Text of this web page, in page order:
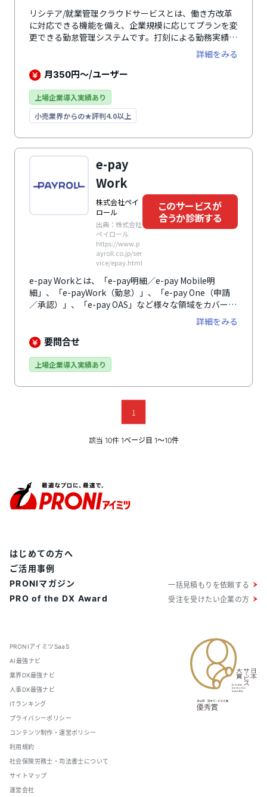
リシテア/就業管理クラウドサービスとは、働き方改革
に対応できる機能を備え、企業規模に応じてプランを変
更できる勤怠管理システムです。打刻による勤務実績が
客観記録と乖離がないか確認できる機能や残業時間の一
覧表示機能、有給休暇取得状況の確認機能などにより、
働き方改革に対応することができます。また、料金プラ
て月額費用と初期費用が設定されているため、自社にあ
ったプランを導入することができます。プラン選定や初
期設定においては担当が必要機能をヒアリングして設計
す。
詳細をみる
月350円～/ユーザー
上場企業導入実績あり
小売業界からの★評判4.0以上
e-pay
Work
株式会社ペイ
ロール
出典：株式会社
ペイロール
https://www.p
ayroll.co.jp/ser
vice/epay.html
このサービスが
合うか診断する
e-pay Workとは、「e-pay明細／e-pay Mobile明
細」、「e-payWork（勤怠）」、「e-pay One（申請
／承認）」、「e-pay OAS」など様々な領域をカバーし
ているSaaS型のフルサポートサービスです。 勤怠管理
機能としては、各社員がWeb上で勤怠実績を入力後、
上長が確認/承認することができます。出退勤データ・
理システムのメンテナンスが一切不要になるほか、承認
できます。 提供している株式会社ペイロールは253社・
98万人（2020年3月末現在）の給与サービスを受託して
いる実績があり、運用サポートも充実しています。
詳細をみる
要問合せ
上場企業導入実績あり
1
該当 10件 1ページ目 1〜10件
PRONIアイミツSaaS
AI最強ナビ
業界DX最強ナビ
人事DX最強ナビ
ITランキング
プライバシーポリシー
コンテンツ制作・運営ポリシー
利用規約
社会保険労務士・司法書士について
サイトマップ
運営会社
はじめての方へ
ご活用事例
PRONIマガジン
PRO of the DX Award
一括見積もりを依頼する
受注を受けたい企業の方